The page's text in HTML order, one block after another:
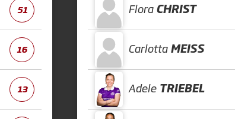
51
16
13
Flora CHRIST
Carlotta MEISS
Adele TRIEBEL